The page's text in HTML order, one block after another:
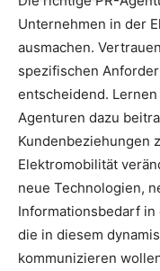
Unternehmen in der
ausmachen.
spezifischen
entscheidend.
Agenturen dazu
Kundenbeziehungen
Elektromobilität
neue Technologien,
Informationsbedarf
die in diesem
kommunizieren